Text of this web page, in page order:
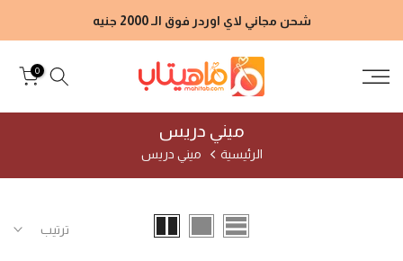
إلى
شحن مجاني لاي اوردر فوق الـ 2000 جنيه
0
ميني دريس
الرئيسية ميني دريس
ترتيب